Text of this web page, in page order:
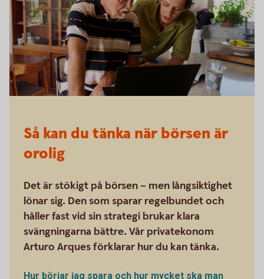
Så kan du tänka när börsen är
orolig
Det är stökigt på börsen – men långsiktighet
lönar sig. Den som sparar regelbundet och
håller fast vid sin strategi brukar klara
svängningarna bättre. Vår privatekonom
Arturo Arques förklarar hur du kan tänka.
Hur börjar jag spara och hur mycket ska man